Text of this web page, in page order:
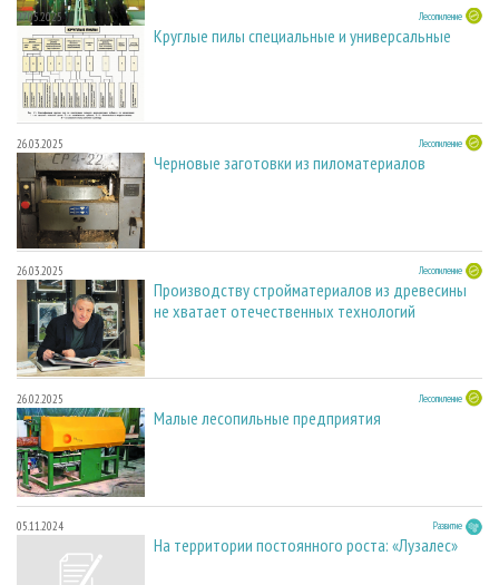
27.05.2025 Лесопиление
Круглые пилы специальные и универсальные
26.03.2025 Лесопиление
Черновые заготовки из пиломатериалов
26.03.2025 Лесопиление
Производству стройматериалов из древесины
не хватает отечественных технологий
26.02.2025 Лесопиление
Малые лесопильные предприятия
05.11.2024 Развитие
На территории постоянного роста: «Лузалес»